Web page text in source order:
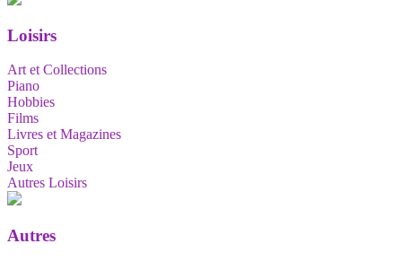
Loisirs
Art et Collections
Piano
Hobbies
Films
Livres et Magazines
Sport
Jeux
Autres Loisirs
Autres